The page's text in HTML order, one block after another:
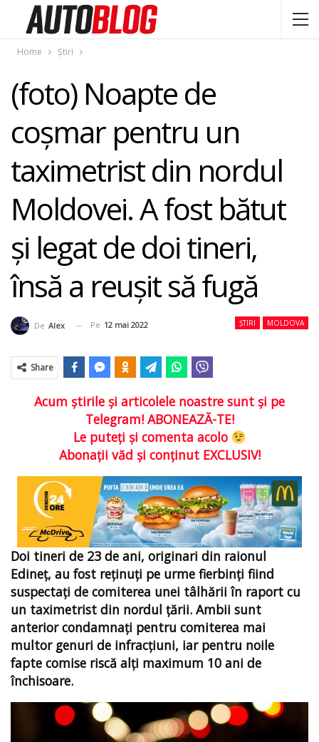
Home Știri
(foto) Noapte de
coşmar pentru un
taximetrist din nordul
Moldovei. A fost bătut
şi legat de doi tineri,
însă a reuşit să fugă
ȘTIRI MOLDOVA
De Alex Pe 12 mai 2022
Share
Acum ştirile şi articolele noastre sunt şi pe
Telegram! ABONEAZĂ-TE!
Le puteţi şi comenta acolo
Abonaţii văd şi conţinut EXCLUSIV!
Doi tineri de 23 de ani, originari din raionul
Edineț, au fost reținuți pe urme fierbinți fiind
suspectați de comiterea unei tâlhării în raport cu
un taximetrist din nordul ţării. Ambii sunt
anterior condamnați pentru comiterea mai
multor genuri de infracțiuni, iar pentru noile
fapte comise riscă alţi maximum 10 ani de
închisoare.